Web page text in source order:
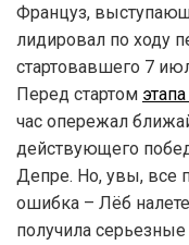
Француз,
лидировал по ходу
стартовавшего 7
Перед стартом
час опережал
действующего
Депре. Но, увы, все
ошибка – Лёб
получила